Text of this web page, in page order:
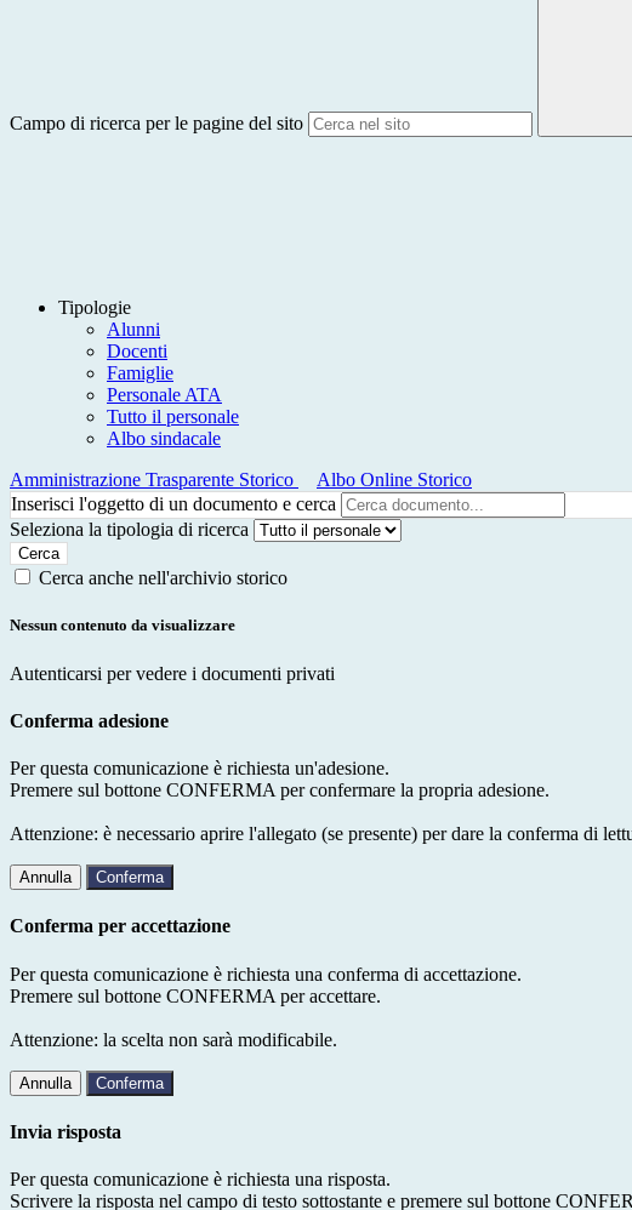
Campo di ricerca per le pagine del sito
Tipologie
Alunni
Docenti
Famiglie
Personale ATA
Tutto il personale
Albo sindacale
Amministrazione Trasparente Storico
Albo Online Storico
Inserisci l'oggetto di un documento e cerca
Seleziona la tipologia di ricerca
Cerca
Cerca anche nell'archivio storico
Nessun contenuto da visualizzare
Autenticarsi per vedere i documenti privati
Conferma adesione
Per questa comunicazione è richiesta un'adesione.
Premere sul bottone CONFERMA per confermare la propria adesione.
Attenzione: è necessario aprire l'allegato (se presente) per dare la conferma di
Annulla Conferma
Conferma per accettazione
Per questa comunicazione è richiesta una conferma di accettazione.
Premere sul bottone CONFERMA per accettare.
Attenzione: la scelta non sarà modificabile.
Annulla Conferma
Invia risposta
Per questa comunicazione è richiesta una risposta.
Scrivere la risposta nel campo di testo sottostante e premere sul bottone